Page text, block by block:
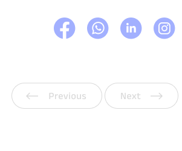
Vorherige